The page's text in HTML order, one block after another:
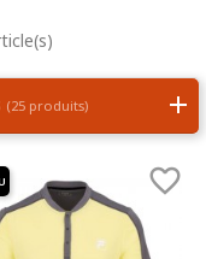
(25 produits)
